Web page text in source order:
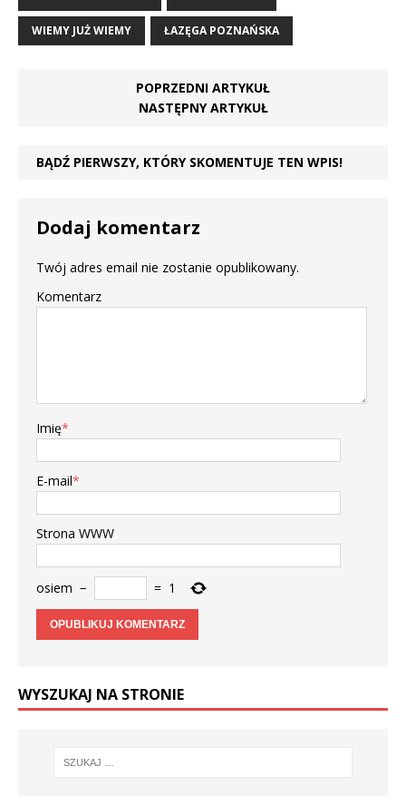
WIEMY JUŻ WIEMY ŁAZĘGA POZNAŃSKA
POPRZEDNI ARTYKUŁ
NASTĘPNY ARTYKUŁ
BĄDŹ PIERWSZY, KTÓRY SKOMENTUJE TEN WPIS!
Dodaj komentarz
Twój adres email nie zostanie opublikowany.
Komentarz
Imię*
E-mail*
Strona WWW
osiem − = 1
WYSZUKAJ NA STRONIE